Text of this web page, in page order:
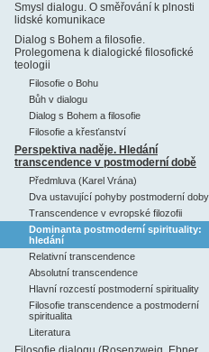
Smysl dialogu. O směřování k plnosti
lidské komunikace
Dialog s Bohem a filosofie.
Prolegomena k dialogické filosofické
teologii
Filosofie o Bohu
Bůh v dialogu
Dialog s Bohem a filosofie
Filosofie a křesťanství
Perspektiva naděje. Hledání
transcendence v postmoderní době
Předmluva (Karel Vrána)
Dva ustavující pohyby postmoderní doby
Transcendence v evropské filozofii
Dominanta postmoderní spirituality:
hledání
Relativní transcendence
Absolutní transcendence
Hlavní rozcestí postmoderní spirituality
Filosofie transcendence a postmoderní
spiritualita
Literatura